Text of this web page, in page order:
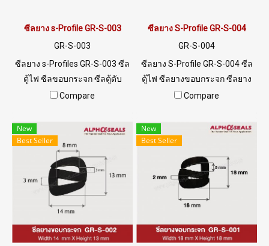
ซีลยาง s-Profile GR-S-003
GR-S-003
ซีลยาง s-Profiles GR-S-003 ซีล
ตู้ไฟ ซีลขอบกระจก ซีลตู้ดับ
เพลิง พร้อมส่ง Tel: 0 2489 5525
Compare
ซีลยาง S-Profile GR-S-004
GR-S-004
ซีลยาง S-Profile GR-S-004 ซีล
ตู้ไฟ ซีลยางขอบกระจก ซีลยาง
ขอบตู้ดับเพลิง ร่อง 1/2 mm Tel:
Compare
New
Best Seller
New
Best Seller